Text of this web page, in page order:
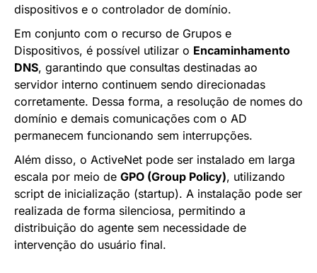
dispositivos e o controlador de domínio.
Em conjunto com o recurso de Grupos e
Dispositivos, é possível utilizar o Encaminhamento
DNS, garantindo que consultas destinadas ao
servidor interno continuem sendo direcionadas
corretamente. Dessa forma, a resolução de nomes do
domínio e demais comunicações com o AD
permanecem funcionando sem interrupções.
Além disso, o ActiveNet pode ser instalado em larga
escala por meio de GPO (Group Policy), utilizando
script de inicialização (startup). A instalação pode ser
realizada de forma silenciosa, permitindo a
distribuição do agente sem necessidade de
intervenção do usuário final.